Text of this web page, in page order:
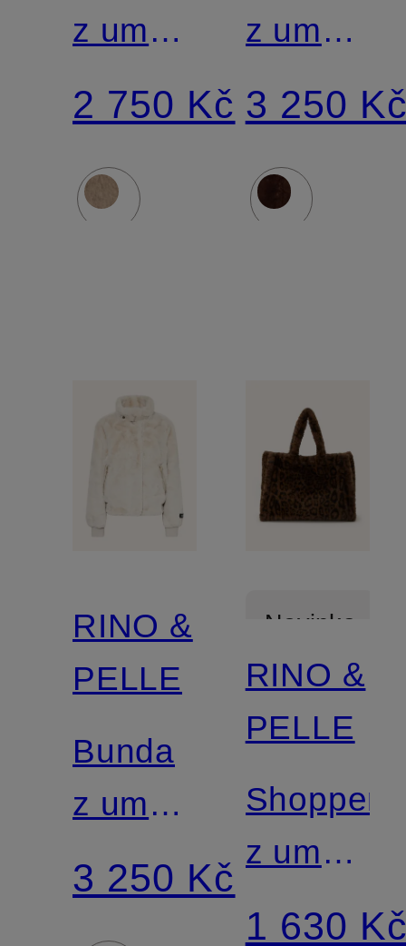
z umělé
kožešiny
2 750 Kč
z umělé
kožešiny
3 250
RINO &
PELLE
Bunda
z umělé
kožešiny
3 250 Kč
Novinka
RINO &
PELLE
Shopper
z umělé
kožešiny
1 630